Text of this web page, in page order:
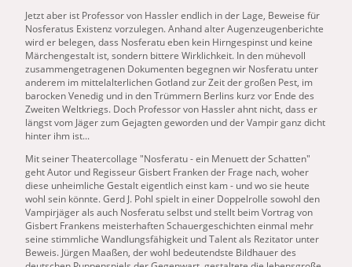
Jetzt aber ist Professor von Hassler endlich in der Lage, Beweise für
Nosferatus Existenz vorzulegen. Anhand alter Augenzeugenberichte
wird er belegen, dass Nosferatu eben kein Hirngespinst und keine
Märchengestalt ist, sondern bittere Wirklichkeit. In den mühevoll
zusammengetragenen Dokumenten begegnen wir Nosferatu unter
anderem im mittelalterlichen Gotland zur Zeit der großen Pest, im
barocken Venedig und in den Trümmern Berlins kurz vor Ende des
Zweiten Weltkriegs. Doch Professor von Hassler ahnt nicht, dass er
längst vom Jäger zum Gejagten geworden und der Vampir ganz dicht
hinter ihm ist...
Mit seiner Theatercollage "Nosferatu - ein Menuett der Schatten"
geht Autor und Regisseur Gisbert Franken der Frage nach, woher
diese unheimliche Gestalt eigentlich einst kam - und wo sie heute
wohl sein könnte. Gerd J. Pohl spielt in einer Doppelrolle sowohl den
Vampirjäger als auch Nosferatu selbst und stellt beim Vortrag von
Gisbert Frankens meisterhaften Schauergeschichten einmal mehr
seine stimmliche Wandlungsfähigkeit und Talent als Rezitator unter
Beweis. Jürgen Maaßen, der wohl bedeutendste Bildhauer des